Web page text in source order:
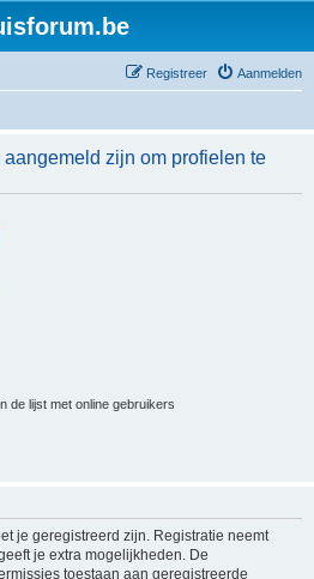
Aanmelden
Registreer
zijn om profielen te
de lijst met online gebruikers
je geregistreerd zijn. Registratie neemt
je extra mogelijkheden. De
toestaan aan geregistreerde